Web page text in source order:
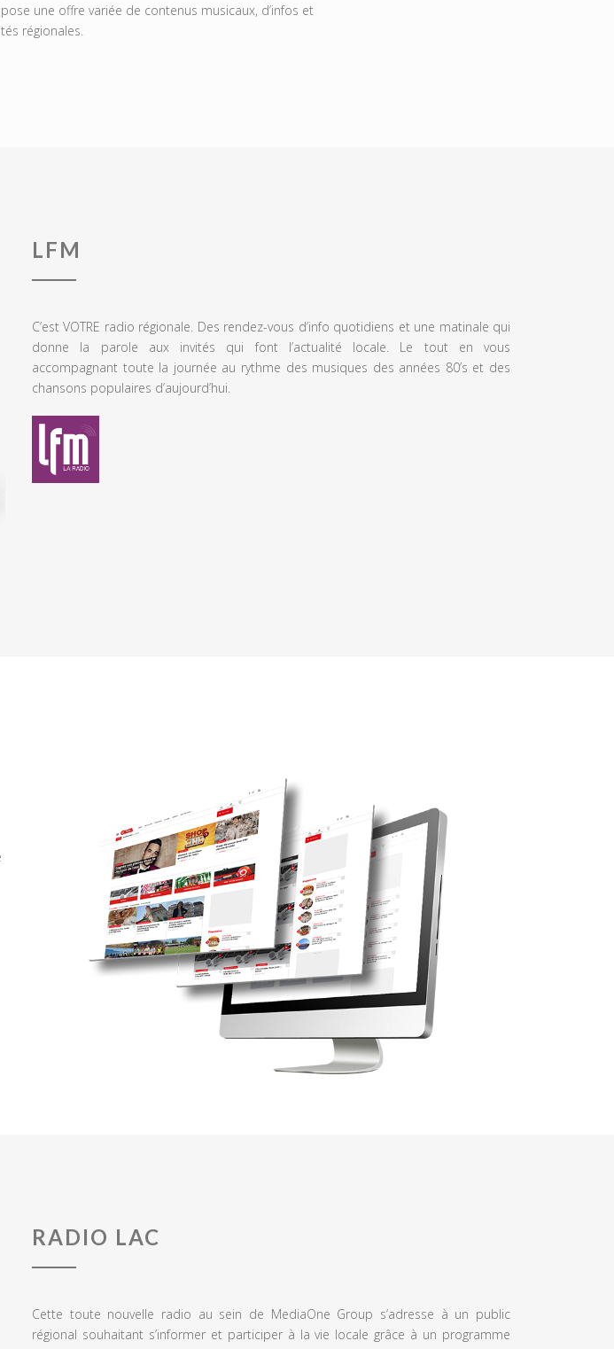
une offre variée de contenus musicaux, d’infos et
régionales.
LFM
C’est VOTRE radio régionale. Des rendez-vous d’info quotidiens et une matinale qui
donne la parole aux invités qui font l’actualité locale. Le tout en vous
accompagnant toute la journée au rythme des musiques des années 80’s et des
chansons populaires d’aujourd’hui.
RADIO LAC
Cette toute nouvelle radio au sein de MediaOne Group s’adresse à un public
régional souhaitant s’informer et participer à la vie locale grâce à un programme